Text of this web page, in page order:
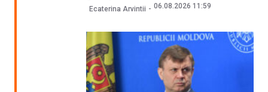
Ecaterina Arvintii 06.08.2026 11:59